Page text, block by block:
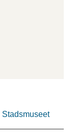
Stadsmuseet